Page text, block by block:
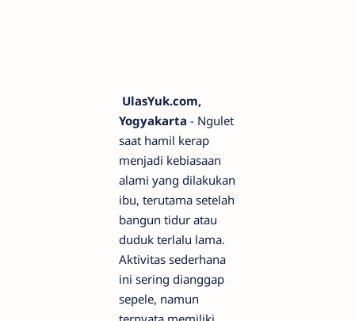
UlasYuk.com,
Yogyakarta - Ngulet
saat hamil kerap
menjadi kebiasaan
alami yang dilakukan
ibu, terutama setelah
bangun tidur atau
duduk terlalu lama.
Aktivitas sederhana
ini sering dianggap
sepele, namun